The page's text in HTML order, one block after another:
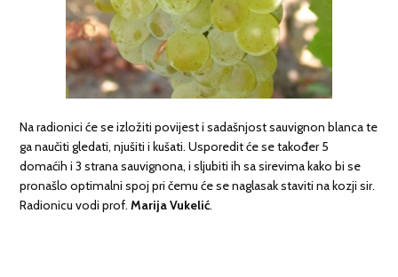
Na radionici će se izložiti povijest i sadašnjost sauvignon blanca te
ga naučiti gledati, njušiti i kušati. Usporedit će se također 5
domaćih i 3 strana sauvignona, i sljubiti ih sa sirevima kako bi se
pronašlo optimalni spoj pri čemu će se naglasak staviti na kozji sir.
Radionicu vodi prof.Marija Vukelić.